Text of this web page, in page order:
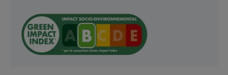
- WSKAZUJE, że nadszedł czas na płukanie jamy ustnej
po szczotkowaniu, stopniowo zmieniając kolor piany.
- POPRAWIA technikę szczotkowania zębów i pomaga